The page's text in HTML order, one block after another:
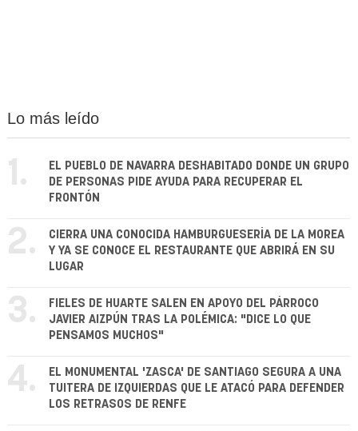
Lo más leído
1.
EL PUEBLO DE NAVARRA DESHABITADO DONDE UN GRUPO
DE PERSONAS PIDE AYUDA PARA RECUPERAR EL
FRONTÓN
2.
CIERRA UNA CONOCIDA HAMBURGUESERÍA DE LA MOREA
Y YA SE CONOCE EL RESTAURANTE QUE ABRIRÁ EN SU
LUGAR
3.
FIELES DE HUARTE SALEN EN APOYO DEL PÁRROCO
JAVIER AIZPÚN TRAS LA POLÉMICA: "DICE LO QUE
PENSAMOS MUCHOS"
4.
EL MONUMENTAL 'ZASCA' DE SANTIAGO SEGURA A UNA
TUITERA DE IZQUIERDAS QUE LE ATACÓ PARA DEFENDER
LOS RETRASOS DE RENFE